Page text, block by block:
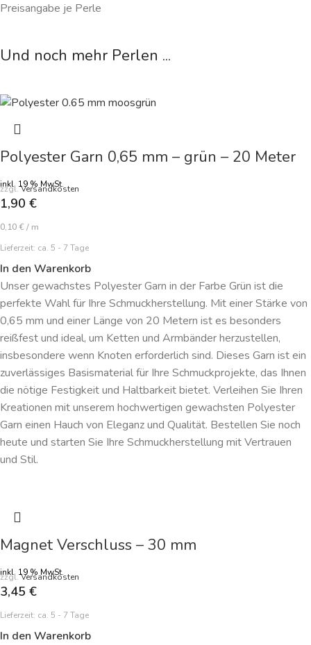
Preisangabe je Perle
Und noch mehr Perlen ...
Polyester Garn 0,65 mm – grün – 20 Meter
inkl. 19 % MwSt.
zzgl.Versandkosten
1,90 €
0,10 € / m
Lieferzeit: ca. 5 - 7 Tage
In den Warenkorb
Unser gewachstes Polyester Garn in der Farbe Grün ist die
perfekte Wahl für Ihre Schmuckherstellung. Mit einer Stärke von
0,65 mm und einer Länge von 20 Metern ist es besonders
reißfest und ideal, um Ketten und Armbänder herzustellen,
insbesondere wenn Knoten erforderlich sind. Dieses Garn ist ein
zuverlässiges Basismaterial für Ihre Schmuckprojekte, das Ihnen
die nötige Festigkeit und Haltbarkeit bietet. Verleihen Sie Ihren
Kreationen mit unserem hochwertigen gewachsten Polyester
Garn einen Hauch von Eleganz und Qualität. Bestellen Sie noch
heute und starten Sie Ihre Schmuckherstellung mit Vertrauen
und Stil.
Magnet Verschluss – 30 mm
inkl. 19 % MwSt.
zzgl.Versandkosten
3,45 €
Lieferzeit: ca. 5 - 7 Tage
In den Warenkorb